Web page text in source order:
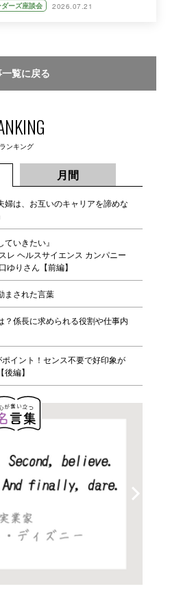
ーズ座談会 2026.07.21
覧に戻る
ランキング
月間
婦は、お互いのキャリアを諦めな
ていきたい』
レ ヘルスサイエンス カンパニー
ゆりさん【前編】
まされた言葉
？係長に求められる役割や仕事内
イント！センス不要で好印象が
編】